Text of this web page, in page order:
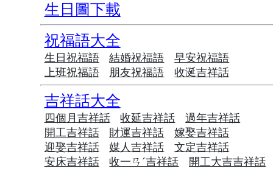
生日圖下載
祝福語大全
生日祝福語 結婚祝福語
早安祝福語
上班祝福語
朋友祝福語 收涎吉祥話
吉祥話大全
四個月吉祥話 收延吉祥話
過年吉祥話
開工吉祥話
財運吉祥話
嫁娶吉祥話
迎娶吉祥話
媒人吉祥話
文定吉祥話
安床吉祥話
收一ㄢˊ吉祥話 開工大吉吉祥話